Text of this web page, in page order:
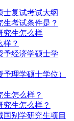
士复试考试大纲
考试条件是？
究生怎么样
样？
予经济学硕士学
理学硕士学位）
生怎么样？
究生怎么样？
国别学研究生项目